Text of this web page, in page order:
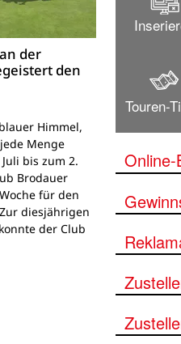
der
den
Himmel,
Menge
bis zum 2.
Brodauer
für den
diesjährigen
der Club
Touren-